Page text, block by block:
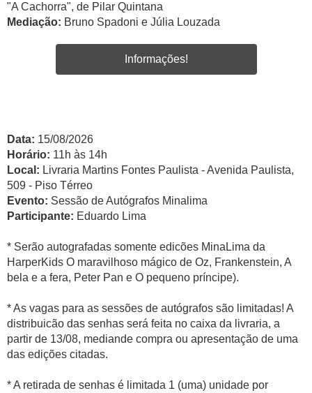
"A Cachorra", de Pilar Quintana
Mediação: Bruno Spadoni e Júlia Louzada
Informações!
Data: 15/08/2026
Horário: 11h às 14h
Local: Livraria Martins Fontes Paulista - Avenida Paulista,
509 - Piso Térreo
Evento: Sessão de Autógrafos Minalima
Participante: Eduardo Lima
* Serão autografadas somente edicões MinaLima da
HarperKids O maravilhoso mágico de Oz, Frankenstein, A
bela e a fera, Peter Pan e O pequeno príncipe).
* As vagas para as sessões de autógrafos são limitadas! A
distribuicão das senhas será feita no caixa da livraria, a
partir de 13/08, mediande compra ou apresentação de uma
das edições citadas.
* A retirada de senhas é limitada 1 (uma) unidade por